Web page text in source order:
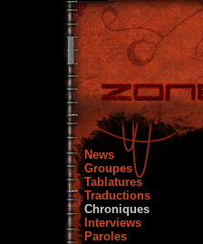
News
Groupes
Tablatures
Traductions
Chroniques
Interviews
Paroles